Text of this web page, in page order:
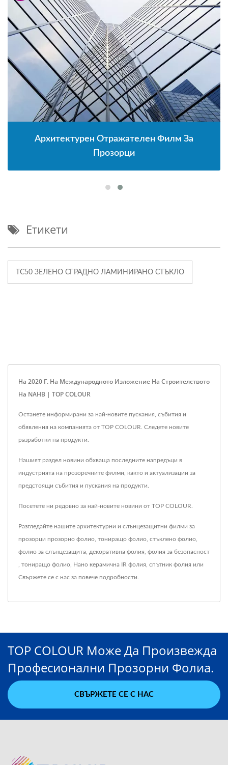
Архитектурен Отражателен Филм За
Прозорци
Етикети
TC50 ЗЕЛЕНО СГРАДНО ЛАМИНИРАНО СТЪКЛО
На 2020 Г. На Международното Изложение На Строителството
На NAHB | TOP COLOUR
Останете информирани за най-новите пускания, събития и
обявления на компанията от TOP COLOUR. Следете новите
разработки на продукти.
Нашият раздел новини обхваща последните напредъци в
индустрията на прозоречните филми, както и актуализации за
предстоящи събития и пускания на продукти.
Посетете ни редовно за най-новите новини от TOP COLOUR.
Разгледайте нашите архитектурни и слънцезащитни филми за
прозорци прозорно фолио тониращо фолио стъклено фолио
фолио за слънцезащита декоративна фолия фолия за безопасност
тониращо фолио Нано керамична IR фолия спътник фолия или
Свържете се с нас за повече подробности.
TOP COLOUR Може Да Произвежда
Професионални Прозорни Фолиа.
СВЪРЖЕТЕ СЕ С НАС